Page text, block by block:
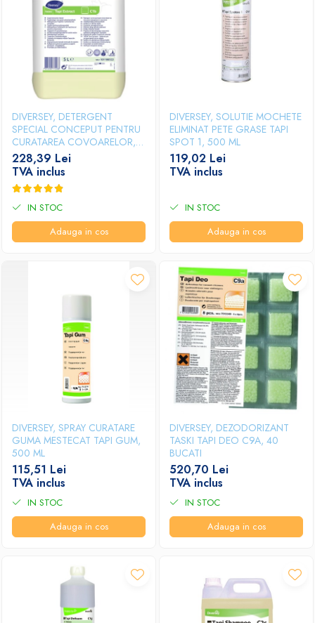
Papuci hotel
DIVERSEY, DETERGENT
SPECIAL CONCEPUT PENTRU
CURATAREA COVOARELOR,
MOCHETELOR SI
TAPITERIILOR PRIN METODA
INJECTIE-EXTRACTIE TASKI
TAPI EXTRACT, 5L
228,39 Lei
TVA inclus
IN STOC
Adauga in cos
DIVERSEY, SOLUTIE MOCHETE
ELIMINAT PETE GRASE TAPI
SPOT 1, 500 ML
119,02 Lei
TVA inclus
IN STOC
Adauga in cos
DIVERSEY, SPRAY CURATARE
GUMA MESTECAT TAPI GUM,
500 ML
115,51 Lei
TVA inclus
IN STOC
Adauga in cos
DIVERSEY, DEZODORIZANT
TASKI TAPI DEO C9A, 40
BUCATI
520,70 Lei
TVA inclus
IN STOC
Adauga in cos